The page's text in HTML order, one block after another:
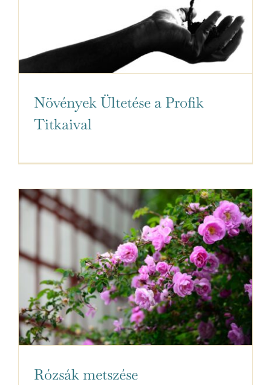
Növények Ültetése a Profik
Titkaival
Rózsák metszése